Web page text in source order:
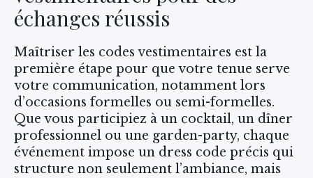
échanges réussis
Maîtriser les codes vestimentaires est la
première étape pour que votre tenue serve
votre communication, notamment lors
d’occasions formelles ou semi-formelles.
Que vous participiez à un cocktail, un dîner
professionnel ou une garden-party, chaque
événement impose un dress code précis qui
structure non seulement l’ambiance, mais